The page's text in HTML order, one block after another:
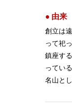
由来
創立は
って祀
鎮座す
ってい
名山と